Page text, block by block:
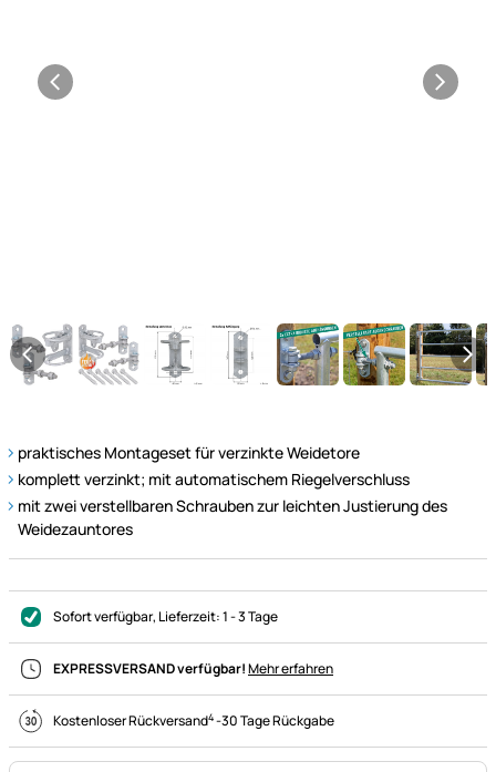
praktisches Montageset für verzinkte Weidetore
komplett verzinkt; mit automatischem Riegelverschluss
mit zwei verstellbaren Schrauben zur leichten Justierung des
Weidezauntores
Sofort verfügbar, Lieferzeit:1 - 3 Tage
EXPRESSVERSAND verfügbar!Mehr erfahren
Kostenloser Rückversand4-30 Tage Rückgabe